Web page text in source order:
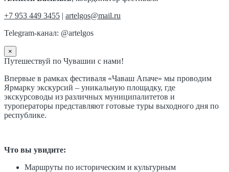
+7 953 449 3455 | artelgos@mail.ru
Telegram-канал: @artelgos
×
Путешествуй по Чувашии с нами!
Впервые в рамках фестиваля «Чаваш Апаче» мы проводим
Ярмарку экскурсий – уникальную площадку, где
экскурсоводы из различных муниципалитетов и
туроператоры представляют готовые туры выходного дня по
республике.
Что вы увидите:
Маршруты по историческим и культурным